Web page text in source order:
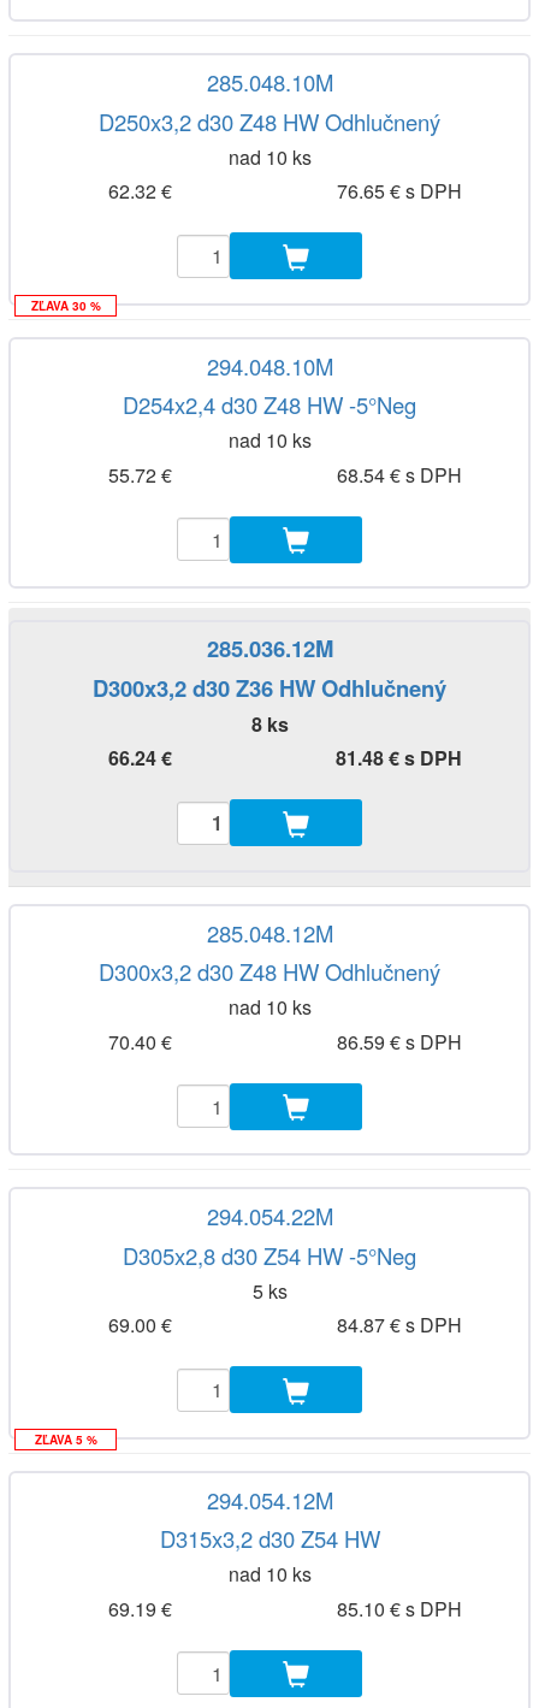
285.048.10M
D250x3,2 d30 Z48 HW Odhlučnený
nad 10 ks
62.32 €
76.65 € s DPH
ZĽAVA 30 %
294.048.10M
D254x2,4 d30 Z48 HW -5°Neg
nad 10 ks
55.72 €
68.54 € s DPH
285.036.12M
D300x3,2 d30 Z36 HW Odhlučnený
8 ks
66.24 €
81.48 € s DPH
285.048.12M
D300x3,2 d30 Z48 HW Odhlučnený
nad 10 ks
70.40 €
86.59 € s DPH
294.054.22M
D305x2,8 d30 Z54 HW -5°Neg
5 ks
69.00 €
84.87 € s DPH
ZĽAVA 5 %
294.054.12M
D315x3,2 d30 Z54 HW
nad 10 ks
69.19 €
85.10 € s DPH